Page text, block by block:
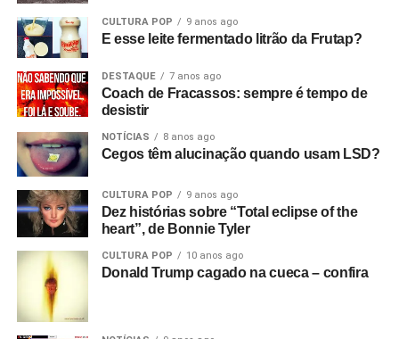
lançaram na época, que tinha uma faixa de som, mas
vinha num cartucho silencioso e o som era adicionado
depois, no projetor. Então filmei sem som e gravei o áudio
num gravador de rolo. Era para sincronizar depois, mas
não funcionou! Filmei a vinte e quatro quadros por
segundo, mas só funcionou a dezoito.
Só descobri depois! Filmei tudo com uma câmera e só
tinha dinheiro para três cartuchos. Cerca de nove
minutos. Filmei duas músicas e meia de uma vez e
poder inseri-los como cenas adicionais sobre o que já
tinha filmado. Então, fiquei com os três cartuchos e uma
fita de rolo com o show inteiro. Eu já tinha começado as
CULTURA POP 9 anos ago
E esse leite fermentado litrão da Frutap?
DESTAQUE 7 anos ago
Coach de Fracassos: sempre é tempo de
desistir
NOTÍCIAS 8 anos ago
Cegos têm alucinação quando usam LSD?
CULTURA POP 9 anos ago
Dez histórias sobre “Total eclipse of the
heart”, de Bonnie Tyler
CULTURA POP 10 anos ago
Donald Trump cagado na cueca – confira